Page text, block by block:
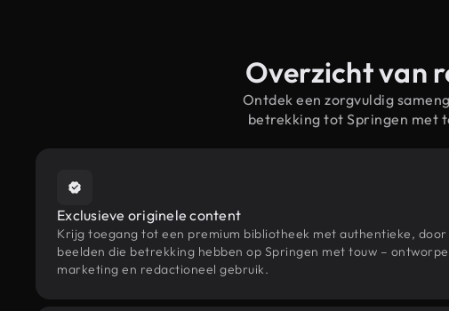
Overzicht van
Ontdek een zorgvuldig
betrekking tot Springen met
Exclusieve originele content
Krijg toegang tot een premium bibliotheek met authentieke,
beelden die betrekking hebben op Springen met touw –
marketing en redactioneel gebruik.